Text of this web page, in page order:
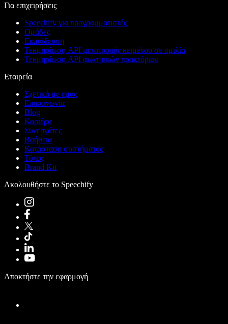
Για επιχειρήσεις
Speechify για προγραμματιστές
Ομάδες
Εκπαίδευση
Τεκμηρίωση API μετατροπής κειμένου σε ομιλία
Τεκμηρίωση API φωνητικών πρακτόρων
Εταιρεία
Σχετικά με εμάς
Επικοινωνία
Blog
Καριέρα
Συνεργάτες
Βοήθεια
Κατάσταση συστήματος
Τύπος
Brand Kit
Ακολουθήστε το Speechify
Αποκτήστε την εφαρμογή